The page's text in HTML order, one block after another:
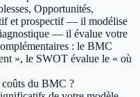
Opportunités,
et prospectif — il modélise
— il évalue votre
: le BMC
», le SWOT évalue le « où
du BMC ?